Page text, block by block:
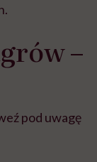
–
pod uwagę